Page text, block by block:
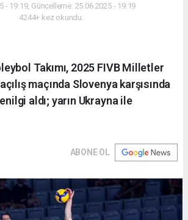
- 19:19, Güncelleme: 25.06.2025 - 19:19
4244+ kez okundu.
Takımı, 2025 FIVB Milletler
maçında Slovenya karşısında
aldı; yarın Ukrayna ile
ABONE OL